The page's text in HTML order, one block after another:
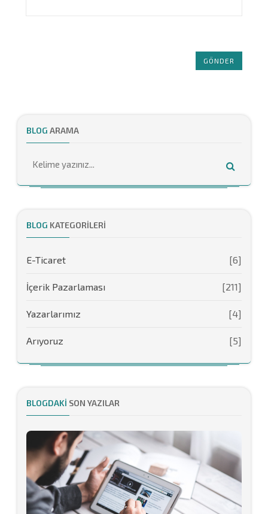
GÖNDER
BLOG ARAMA
BLOG KATEGORILERI
E-Ticaret [6]
İçerik Pazarlaması [211]
Yazarlarımız [4]
Arıyoruz [5]
BLOGDAKI SON YAZILAR